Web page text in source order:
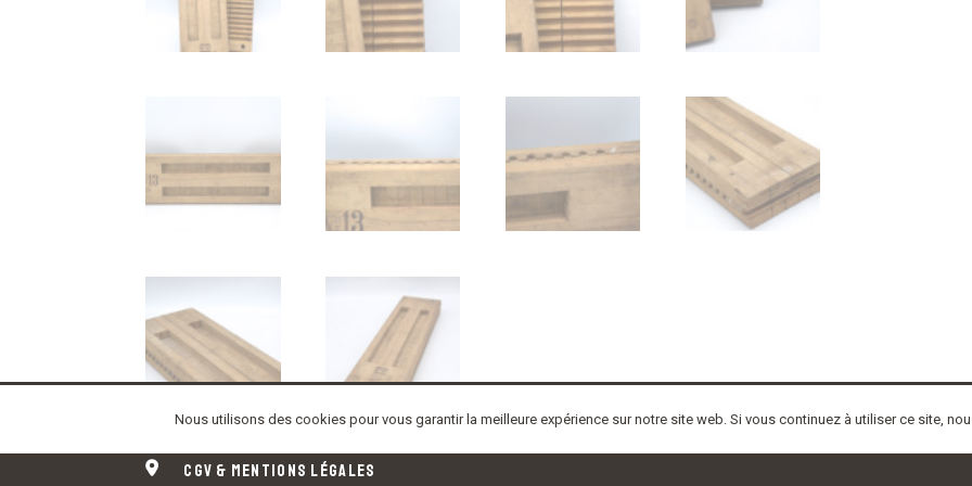
cgv & mentions légales
Nous utilisons des cookies pour vous garantir la meilleure expérience sur notre site web. Si vous continuez à utiliser ce site,